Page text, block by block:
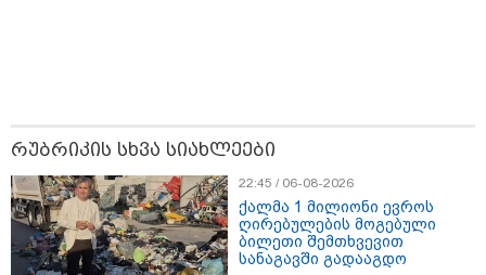
დამესხნენ - ასფალტზე თავი მრავალჯერ
კურიერი, რომელსაც არასრულწლოვანები სასტიკად
გაუსწორდნენ?
რუბრიკის სხვა სიახლეები
22:45 / 06-08-2026
ქალმა 1 მილიონი ევროს
ღირებულების მოგებული
ბილეთი შემთხვევით
სანაგავში გადააგდო